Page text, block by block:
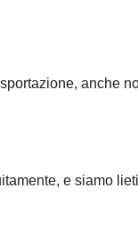
anche
e siamo